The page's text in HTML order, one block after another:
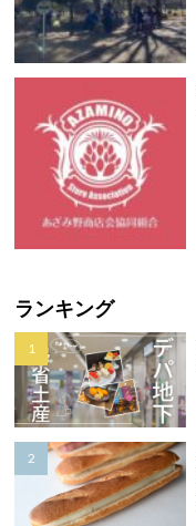
ランキング